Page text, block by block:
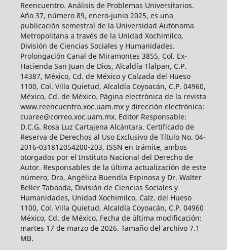
Reencuentro. Análisis de Problemas Universitarios.
Año 37, número 89, enero-junio 2025, es una
publicación semestral de la Universidad Autónoma
Metropolitana a través de la Unidad Xochimilco,
División de Ciencias Sociales y Humanidades.
Prolongación Canal de Miramontes 3855, Col. Ex-
Hacienda San Juan de Dios, Alcaldía Tlalpan, C.P.
14387, México, Cd. de México y Calzada del Hueso
1100, Col. Villa Quietud, Alcaldía Coyoacán, C.P. 04960,
México, Cd. de México. Página electrónica de la revista
www.reencuentro.xoc.uam.mx y dirección electrónica:
cuaree@correo.xoc.uam.mx. Editor Responsable:
D.C.G. Rosa Luz Cartajena Alcántara. Certificado de
Reserva de Derechos al Uso Exclusivo de Título No. 04-
2016-031812054200-203, ISSN en trámite, ambos
otorgados por el Instituto Nacional del Derecho de
Autor. Responsables de la última actualización de este
número, Dra. Angélica Buendía Espinosa y Dr. Walter
Beller Taboada, División de Ciencias Sociales y
Humanidades, Unidad Xochimilco, Calz. del Hueso
1100, Col. Villa Quietud, Alcaldía Coyoacán, C.P. 04960
México, Cd. de México. Fecha de última modificación:
martes 17 de marzo de 2026. Tamaño del archivo 7.1
MB.